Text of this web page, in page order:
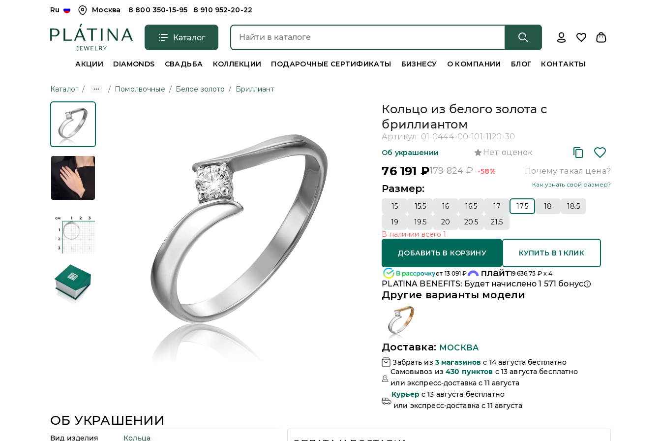
Ru Москва 8 800 350-15-95 8 910 952-20-22
Каталог
АКЦИИ DIAMONDS СВАДЬБА КОЛЛЕКЦИИ ПОДАРОЧНЫЕ СЕРТИФИКАТЫ БИЗНЕСУ О КОМПАНИИ БЛОГ КОНТАКТЫ
Каталог / / Помолвочные / Белое золото / Бриллиант
Кольцо из белого золота с
бриллиантом
Артикул: 01-0444-00-101-1120-30
Об украшении Нет оценок
76 191 ₽179 824₽ -58% Почему такая цена?
Размер: Как узнать свой размер?
15 15.5 16 16.5 17 17.5 18
18.5
19
19.5 20 20.5
21.5
В наличии всего1
ДОБАВИТЬ В КОРЗИНУ КУПИТЬ В 1 КЛИК
от 13 091 ₽ 19 636,75 ₽ x 4
PLATINA BENEFITS: Будет начислено1 571 бонус
Другие варианты модели
Доставка: МОСКВА
Забрать из 3 магазинов c 14 августа бесплатно
Самовывоз из430 пунктов c 13 августа бесплатно
или экспресс-доставка c 11 августа
Курьер c 13 августа бесплатно
или экспресс-доставка c 11 августа
ОБ УКРАШЕНИИ
Вид изделия Кольца